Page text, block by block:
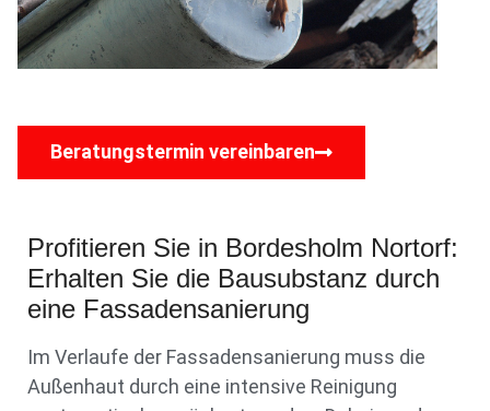
Beratungstermin vereinbaren
Profitieren Sie in Bordesholm Nortorf:
Erhalten Sie die Bausubstanz durch
eine Fassadensanierung
Im Verlaufe der Fassadensanierung muss die
Außenhaut durch eine intensive Reinigung